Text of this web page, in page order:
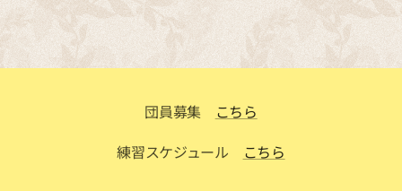
団員募集 こちら
練習スケジュール
こちら